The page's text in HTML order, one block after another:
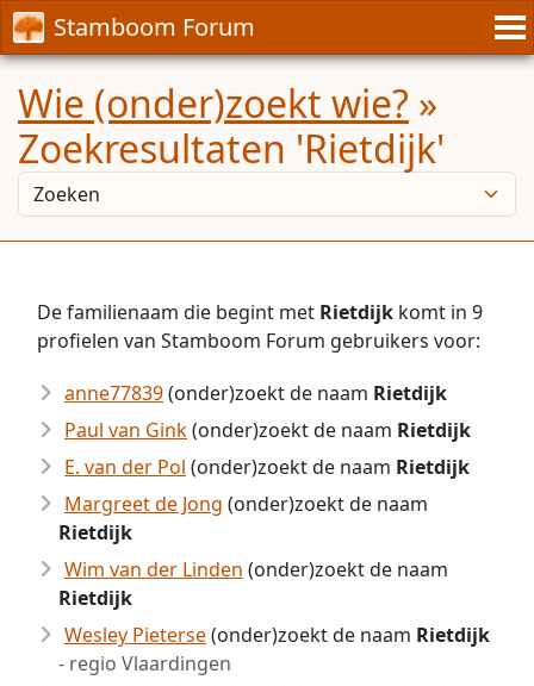
Stamboom Forum
Wie (onder)zoekt wie? »
Zoekresultaten 'Rietdijk'
De familienaam die begint met Rietdijk komt in 9
profielen van Stamboom Forum gebruikers voor:
anne77839(onder)zoekt de naam Rietdijk
Paul van Gink(onder)zoekt de naam Rietdijk
E. van der Pol (onder)zoekt de naam Rietdijk
Margreet de Jong (onder)zoekt de naam
Rietdijk
Wim van der Linden (onder)zoekt de naam
Rietdijk
Wesley Pieterse(onder)zoekt de naam Rietdijk
- regio Vlaardingen